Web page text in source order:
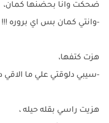
ضحكت وانا بحضنها كمان،
-وانتي كمان بس اي بروره
هزت كتفها،
-سيبي دلوقتي علي ما الاقي
هزيت راسي بقله حيله ،